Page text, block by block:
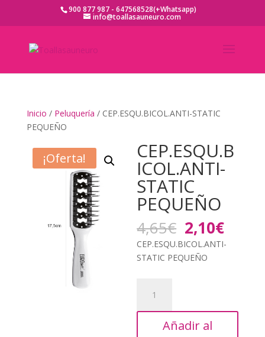
900 877 987 - 647568528(+Whatsapp)
info@toallasauneuro.com
Inicio / Peluquería / CEP.ESQU.BICOL.ANTI-STATIC
PEQUEÑO
¡Oferta! CEP.ESQU.B
ICOL.ANTI-
STATIC
PEQUEÑO
4,65€ El
precio
original
era:
2,10€El
CEP.ESQU.BICOL.ANTI-
STATIC PEQUEÑO
STATIC
PEQUEÑO
cantidadAñadir al